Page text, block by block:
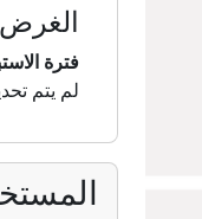
الغرض
فترة
لم يتم